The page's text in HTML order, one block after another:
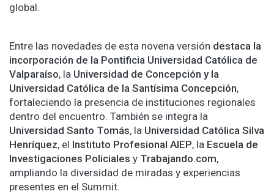
global.
Entre las novedades de esta novena versión destaca la
incorporación de la Pontificia Universidad Católica de
Valparaíso, la Universidad de Concepción y la
Universidad Católica de la Santísima Concepción,
fortaleciendo la presencia de instituciones regionales
dentro del encuentro. También se integra la
Universidad Santo Tomás, la Universidad Católica Silva
Henríquez, el Instituto Profesional AIEP, la Escuela de
Investigaciones Policiales y Trabajando.com,
ampliando la diversidad de miradas y experiencias
presentes en el Summit.